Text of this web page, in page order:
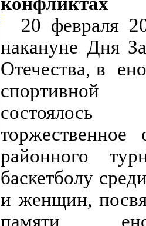
20 февраля
накануне Дня
Отечества, в
состоялось
торжественное
районного
баскетболу
и женщин,
памяти